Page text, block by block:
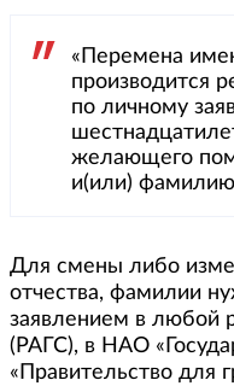
«Перемена
производится
по личному
желающего
и(или)
Для смены либо
отчества, фамилии
заявлением в любой
(РАГС), в НАО
«Правительство для